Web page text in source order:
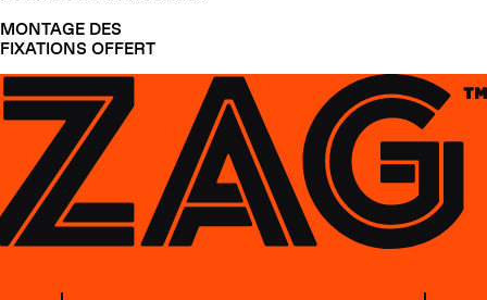
MONTAGE DES
FIXATIONS OFFERT